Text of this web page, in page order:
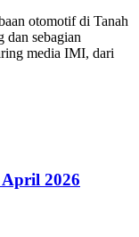
otomotif di Tanah
dan sebagian
media IMI, dari
2026